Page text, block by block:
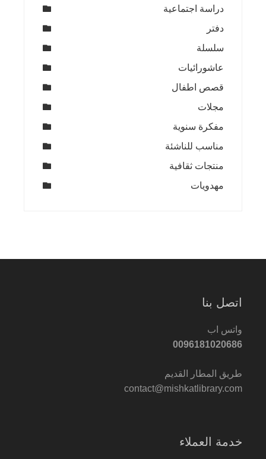
دراسة اجتماعية
دفتر
سلسلة
عاشورائيات
قصص اطفال
مجلات
مفكرة سنوية
مناسب للناشئة
منتجات ثقافية
مهدويات
اتصل بنا
واتس اب
0096181020686
طريق المطار القديم
contact@mishkatlibrary.com
خدمة العملاء